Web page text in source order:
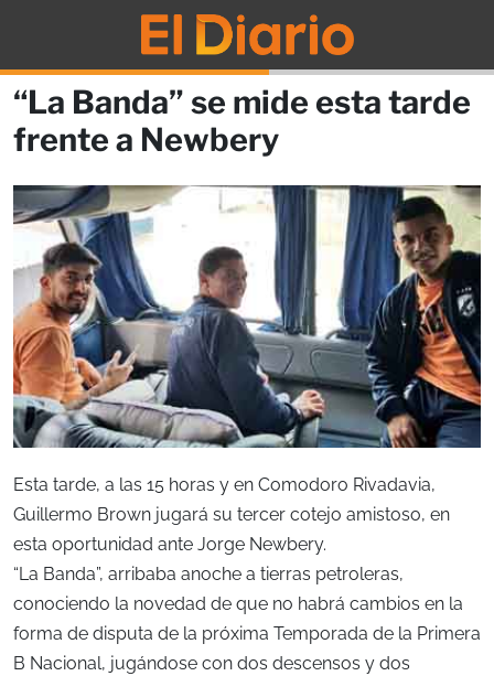
“La Banda” se mide esta tarde
frente a Newbery
Esta tarde, a las 15 horas y en Comodoro Rivadavia,
Guillermo Brown jugará su tercer cotejo amistoso, en
esta oportunidad ante Jorge Newbery.
“La Banda”, arribaba anoche a tierras petroleras,
conociendo la novedad de que no habrá cambios en la
forma de disputa de la próxima Temporada de la Primera
B Nacional, jugándose con dos descensos y dos